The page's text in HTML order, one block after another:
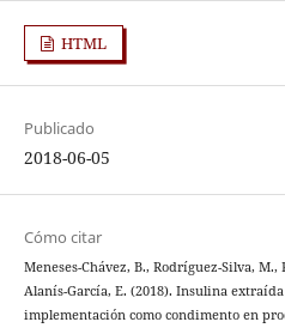
HTML
Publicado
2018-06-05
Cómo citar
Meneses-Chávez, B., Rodríguez-Silva, M.,
Alanís-García, E. (2018). Insulina
implementación como condimento en